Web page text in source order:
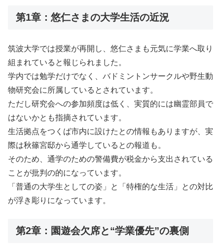
第1章：悠仁さまの大学生活の近況
筑波大学では授業が再開し、悠仁さまも元気に学業へ取り
組まれていると報じられました。
学内では勉学だけでなく、バドミントンサークルや野生動
物研究会に所属しているとされています。
ただし研究会への参加頻度は低く、実質的には幽霊部員で
はないかとも指摘されています。
生活拠点をつくば市内に設けたとの情報もありますが、実
際は秋篠宮邸から通学しているとの報道も。
そのため、通学のための警備費が税金から支出されている
ことが批判の的になっています。
「普通の大学生としての姿」と「特権的な生活」との対比
が浮き彫りになっています。
第2章：園遊会欠席と“学業優先”の裏側